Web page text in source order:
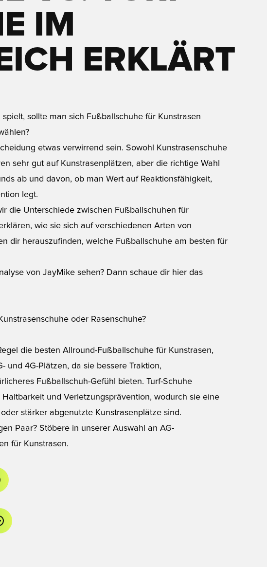
V
ERKLÄRT
sollte man sich Fußballschuhe für Kunstrasen
etwas verwirrend sein. Sowohl Kunstrasenschuhe
sehr gut auf Kunstrasenplätzen, aber die richtige Wahl
ab und davon, ob man Wert auf Reaktionsfähigkeit,
legt.
die Unterschiede zwischen Fußballschuhen für
wie sie sich auf verschiedenen Arten von
dir herauszufinden, welche Fußballschuhe am besten für
von JayMike sehen? Dann schaue dir hier das
oder Rasenschuhe?
die besten Allround-Fußballschuhe für Kunstrasen,
und 4G-Plätzen, da sie bessere Traktion,
Fußballschuh-Gefühl bieten. Turf-Schuhe
und Verletzungsprävention, wodurch sie eine
stärker abgenutzte Kunstrasenplätze sind.
Paar? Stöbere in unserer Auswahl an AG-
für Kunstrasen.